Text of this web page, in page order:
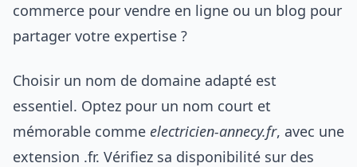
commerce pour vendre en ligne ou un blog pour
partager votre expertise ?
Choisir un nom de domaine adapté est
essentiel. Optez pour un nom court et
mémorable comme electricien-annecy.fr, avec une
extension .fr. Vérifiez sa disponibilité sur des